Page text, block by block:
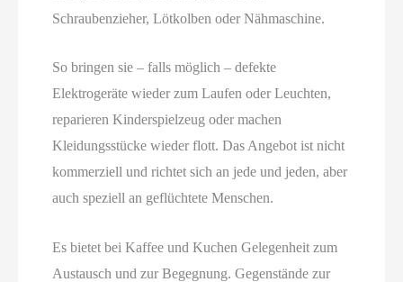
Schraubenzieher, Lötkolben oder Nähmaschine.
So bringen sie – falls möglich – defekte
Elektrogeräte wieder zum Laufen oder Leuchten,
reparieren Kinderspielzeug oder machen
Kleidungsstücke wieder flott. Das Angebot ist nicht
kommerziell und richtet sich an jede und jeden, aber
auch speziell an geflüchtete Menschen.
Es bietet bei Kaffee und Kuchen Gelegenheit zum
Austausch und zur Begegnung. Gegenstände zur